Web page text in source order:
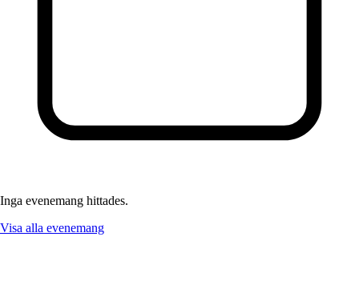
Inga evenemang hittades.
Visa alla evenemang